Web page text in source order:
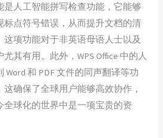
是人工智能拼写检查功能，它能够
标点符号错误，从而提升文档的清
项功能对于非英语母语人士以及
其有用。此外，WPS Office 中的人
和 PDF 文件的同声翻译等功
确保了全球用户能够高效协作，
全球化的世界中是一项宝贵的资